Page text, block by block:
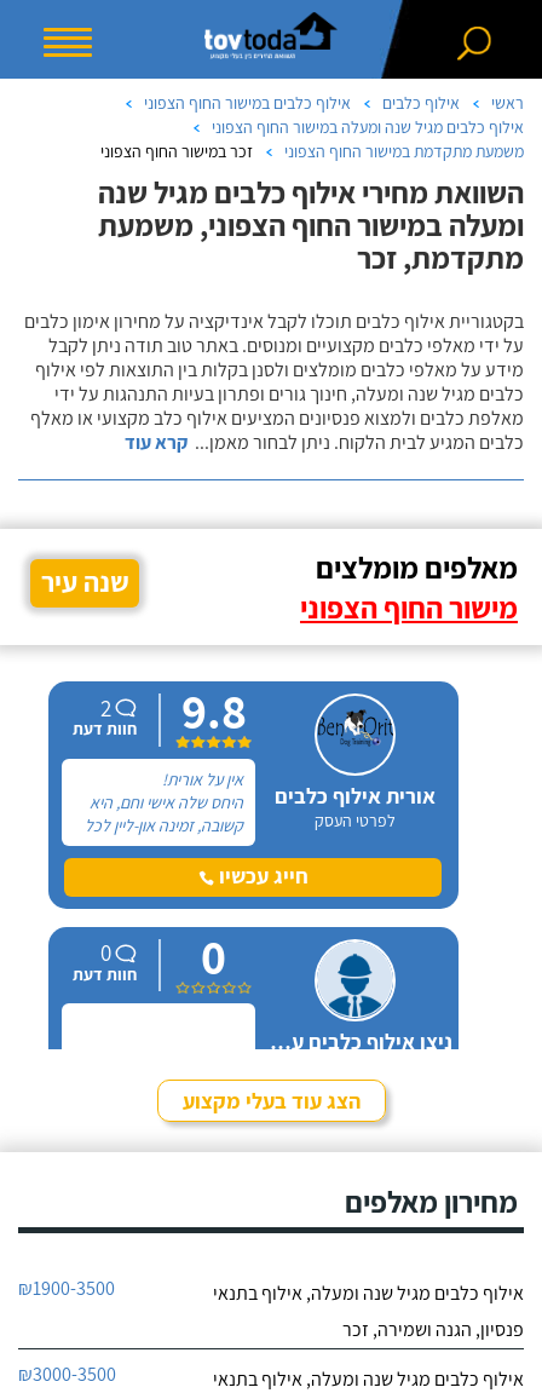
ראשי אילוף כלבים
אילוף כלבים במישור החוף הצפוני
אילוף כלבים מגיל שנה ומעלה במישור החוף הצפוני
משמעת מתקדמת במישור החוף הצפוני
זכר במישור החוף הצפוני
השוואת מחירי אילוף כלבים מגיל שנה
ומעלה במישור החוף הצפוני, משמעת
מתקדמת, זכר
בקטגוריית אילוף כלבים תוכלו לקבל אינדיקציה על מחירון אימון כלבים
על ידי מאלפי כלבים מקצועיים ומנוסים. באתר טוב תודה ניתן לקבל
מידע על מאלפי כלבים מומלצים ולסנן בקלות בין התוצאות לפי אילוף
כלבים מגיל שנה ומעלה, חינוך גורים ופתרון בעיות התנהגות על ידי
מאלפת כלבים ולמצוא פנסיונים המציעים אילוף כלב מקצועי או מאלף
כלבים המגיע לבית הלקוח. ניתן לבחור מאמן... קרא עוד
מאלפים מומלצים
מישור החוף הצפוני
שנה עיר
אורית אילוף כלבים
לפרטי העסק
9.8
2
חוות דעת
אין על אורית!
היחס שלה אישי וחם, היא
קשובה, זמינה און-ליין לכל
שאלה ובאמת שמגיעות לה
רק מחמאות. אל אורית
פניתי בעקבות החלטה
הביתה, היא הסבירה לנו
בדיוק במה זה כרוך כדי
שנהיה בטוחים שאנחנו
מוכנים לעשות את הצעד
חייג עכשיו
ניצן אילוף כלבים על הכנרת
0
0
חוות דעת
חייג עכשיו
הצג עוד בעלי מקצוע
מחירון מאלפים
אילוף כלבים מגיל שנה ומעלה, אילוף בתנאי
פנסיון, הגנה ושמירה, זכר
₪1900-3500
אילוף כלבים מגיל שנה ומעלה, אילוף בתנאי
₪3000-3500